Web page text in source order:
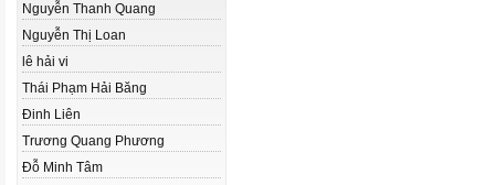
Nguyễn Thanh Quang
Nguyễn Thị Loan
lê hải vi
Thái Phạm Hải Băng
Đinh Liên
Trương Quang Phương
Đỗ Minh Tâm